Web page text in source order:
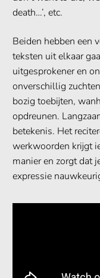
death…’, etc.
Beiden hebben een
teksten uit elkaar
uitgesprokener en
onverschillig
bozig toebijten,
opdreunen.
betekenis. Het
werkwoorden krijgt
manier en zorgt dat
expressie